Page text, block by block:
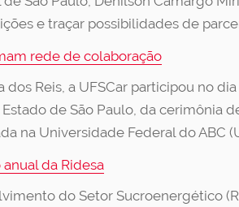
e traçar possibilidades de
rede de colaboração
Reis, a UFSCar participou no
de São Paulo, da cerimônia
na Universidade Federal do ABC
da Ridesa
do Setor Sucroenergético